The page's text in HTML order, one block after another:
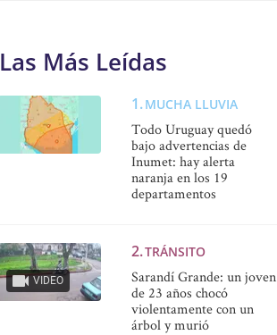
Las Más Leídas
MUCHA LLUVIA
Todo Uruguay quedó
bajo advertencias de
Inumet: hay alerta
naranja en los 19
departamentos
VIDEO
TRÁNSITO
Sarandí Grande: un joven
de 23 años chocó
violentamente con un
árbol y murió